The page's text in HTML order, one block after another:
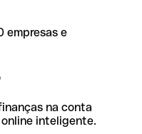
empresas e
na conta
inteligente.